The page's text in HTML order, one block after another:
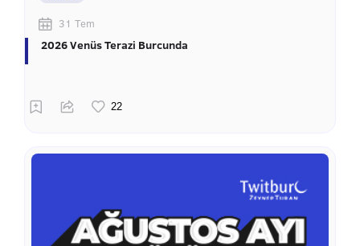
31 Tem
2026 Venüs Terazi Burcunda